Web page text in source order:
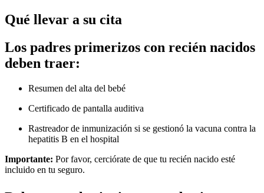
Qué llevar a su cita
Los padres primerizos con recién nacidos
deben traer:
Resumen del alta del bebé
Certificado de pantalla auditiva
Rastreador de inmunización si se gestionó la vacuna contra la
hepatitis B en el hospital
Importante: Por favor, cerciórate de que tu recién nacido esté
incluido en tu seguro.